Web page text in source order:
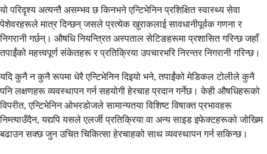
यो परिदृश्य अत्यन्तै असम्भव छ किनभने एन्टिभेनिन प्रशिक्षित स्वास्थ्य सेवा
पेशेवरहरूले मात्र दिन्छन् जसले प्रत्येक खुराकलाई सावधानीपूर्वक गणना र
निगरानी गर्छन्। औषधि नियन्त्रित अस्पताल सेटिङहरूमा प्रशासित गरिन्छ जहाँ
तपाईंको महत्त्वपूर्ण संकेतहरू र प्रतिक्रिया उपचारभरि निरन्तर निगरानी गरिन्छ।
यदि कुनै न कुनै रूपमा धेरै एन्टिभेनिन दिइयो भने, तपाईंको मेडिकल टोलीले कुनै
पनि लक्षणहरू व्यवस्थापन गर्न सहयोगी हेरचाह प्रदान गर्नेछ। केही औषधिहरूको
विपरीत, एन्टिभेनिन ओभरडोजले सामान्यतया विशिष्ट विषाक्त प्रभावहरू
निम्त्याउँदैन, यद्यपि यसले एलर्जी प्रतिक्रिया वा अन्य साइड इफेक्टहरूको जोखिम
बढाउन सक्छ जुन उचित चिकित्सा हेरचाहको साथ व्यवस्थापन गर्न सकिन्छ।